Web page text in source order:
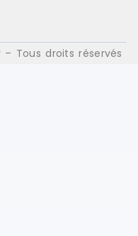
Tous droits réservés